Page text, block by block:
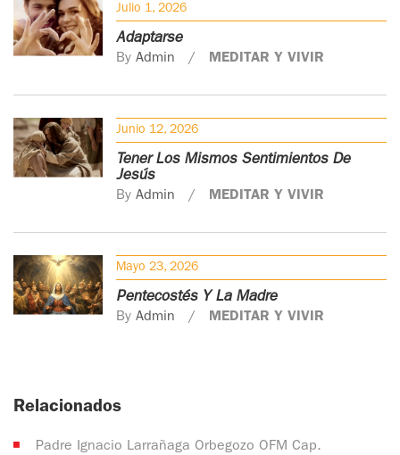
Julio 1, 2026
Adaptarse
By Admin MEDITAR Y VIVIR
Junio 12, 2026
Tener Los Mismos Sentimientos De
Jesús
By Admin MEDITAR Y VIVIR
Mayo 23, 2026
Pentecostés Y La Madre
By Admin MEDITAR Y VIVIR
Relacionados
Padre Ignacio Larrañaga Orbegozo OFM Cap.